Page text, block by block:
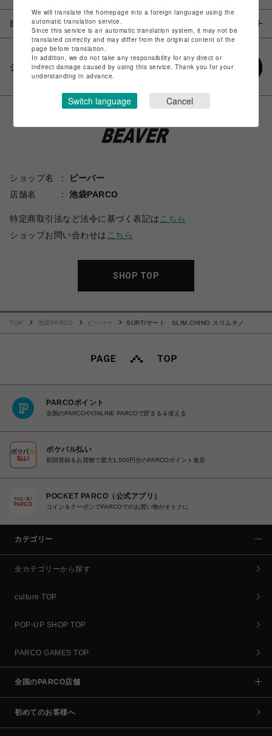
注意事項
シェアする
ショップ名
ビーバー
店舗名
池袋PARCO
特定商取引法など法令に基づく表記は こちら
ショップお問い合わせは こちら
SHOP TOP
TOP 池袋PARCO ビーバー SURT/サート SLIM CHINO スリムチノ
PARCOポイント
全国のPARCOやONLINE PARCOで貯まる＆使える
ポケパル払い
初回登録＆お買物で最大1,500円分のPARCOポイント進呈
POCKET PARCO（公式アプリ）
コイン＆クーポンでPARCOでのお買い物がオトクに
カテゴリー
全カテゴリーから探す
culture TOP
POP-UP SHOP TOP
PARCO GAMES TOP
全国のPARCO店舗
初めてのお客様へ
We will translate the homepage into a foreign language using the
automatic translation service.
Since this service is an automatic translation system, it may not be
translated correctly and may differ from the original content of the
page before translation.
In addition, we do not take any responsibility for any direct or
indirect damage caused by using this service. Thank you for your
understanding in advance.
Switch language Cancel